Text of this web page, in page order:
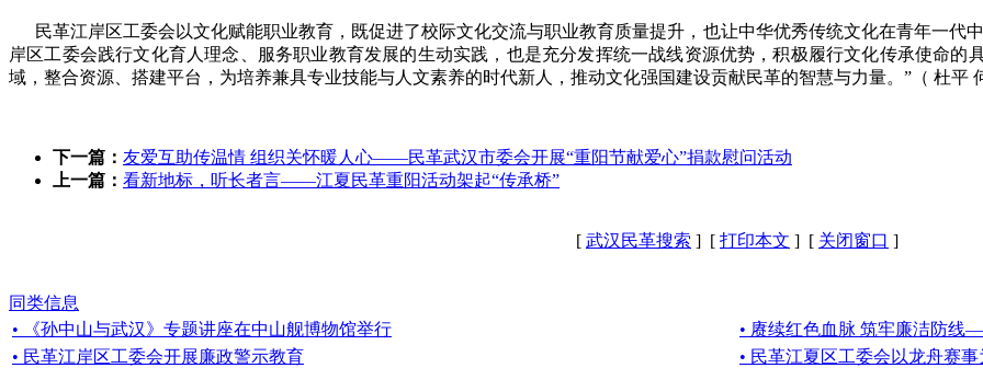
民革江岸区工委会以文化赋能职业教育，既促进了校际文化交流与职业教育质量提升，也让中华优秀传统文化在青年一代
岸区工委会践行文化育人理念、服务职业教育发展的生动实践，也是充分发挥统一战线资源优势，积极履行文化传承使命
域，整合资源、搭建平台，为培养兼具专业技能与人文素养的时代新人，推动文化强国建设贡献民革的智慧与力量。”（ 杜平
下一篇： 友爱互助传温情 组织关怀暖人心——民革武汉市委会开展“重阳节献爱心”捐款慰问活动
上一篇： 看新地标，听长者言——江夏民革重阳活动架起“传承桥”
[ 武汉民革搜索 ] [ 打印本文 ] [ 关闭窗口 ]
同类信息
• 《孙中山与武汉》专题讲座在中山舰博物馆举行
• 赓续红色血脉 筑牢廉洁防线
• 民革江岸区工委会开展廉政警示教育
• 民革江夏区工委会以龙舟赛